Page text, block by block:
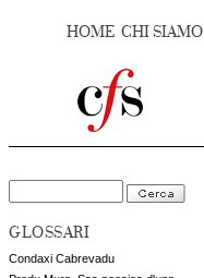
HOME CHI SIAMO
GLOSSARI
Condaxi Cabrevadu